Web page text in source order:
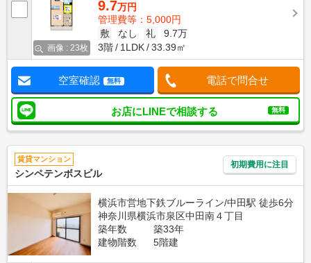
画像 : 23枚
9.7万円
管理費等：5,000円
敷
なし 礼
9.7万
3階
1LDK 33.39㎡
空室確認 無料 電話で問合せ
お店にLINEで相談する 無料
賃貸マンション
シンペテンボスビル
初期費用に注目
横浜市営地下鉄ブルーライン/中田駅 徒歩6分
神奈川県横浜市泉区中田南４丁目
築年数
築33年
建物階数
5階建